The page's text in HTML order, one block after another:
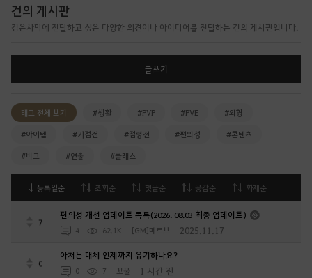
건의 게시판
검은사막에 전달하고 싶은 다양한 의견이나 아이디어를 전달하는 건의 게시판입니다.
글쓰기
태그 전체 보기 #생활 #PVP #PVE #외형
#아이템 #거점전 #점령전 #편의성 #콘텐츠
#버그 #연출 #클래스
등록일순 조회순 댓글순 공감순 화제순
7
편의성 개선 업데이트 목록(2026. 08.03 최종 업데이트)
4 62.1K [GM]메르브 2025.11.17
0
아처는 대체 언제까지 유기하나요?
0 7 꼬물 1 시간 전